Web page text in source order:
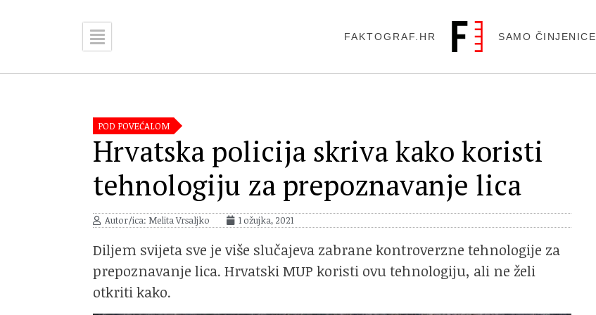
FAKTOGRAF.HR SAMO ČINJENICE
POD POVEĆALOM
Hrvatska policija skriva kako koristi
tehnologiju za prepoznavanje lica
Autor/ica: Melita Vrsaljko 1 ožujka, 2021
Diljem svijeta sve je više slučajeva zabrane kontroverzne tehnologije za
prepoznavanje lica. Hrvatski MUP koristi ovu tehnologiju, ali ne želi
otkriti kako.